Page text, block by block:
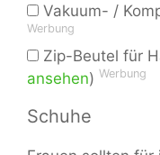
Vakuum- /
Werbung
Zip-Beutel für
ansehen) Werbung
Schuhe